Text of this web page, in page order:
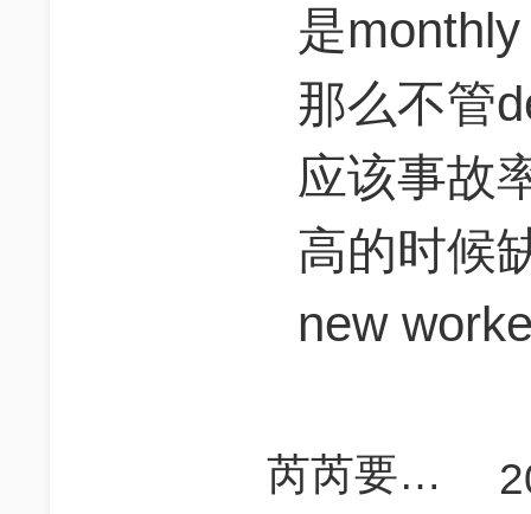
是
那么不管
应该事故
高的时候
new
芮芮要考高分